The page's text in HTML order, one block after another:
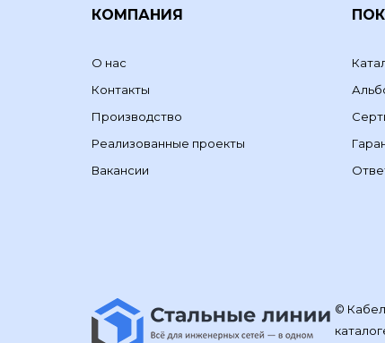
КОМПАНИЯ
О нас
Контакты
Производство
Реализованные проекты
Вакансии
©